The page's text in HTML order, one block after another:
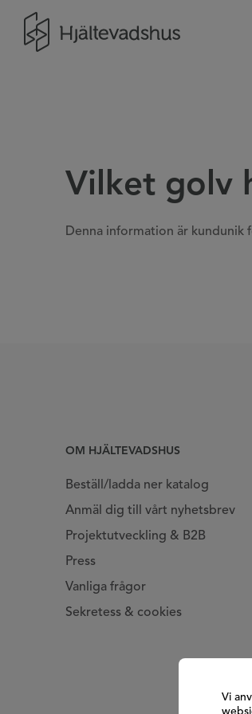
Vilket golv
Denna information är kundunik
OM HJÄLTEVADSHUS
Beställ/ladda ner katalog
Anmäl dig till vårt nyhetsbrev
Projektutveckling & B2B
Press
Vanliga frågor
Sekretess & cookies
Vi